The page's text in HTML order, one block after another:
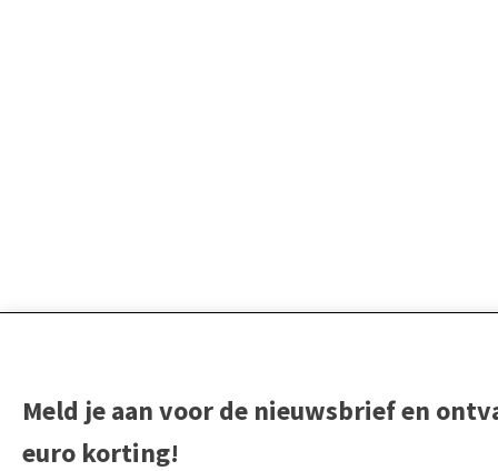
Meld je aan voor de nieuwsbrief en
euro korting!